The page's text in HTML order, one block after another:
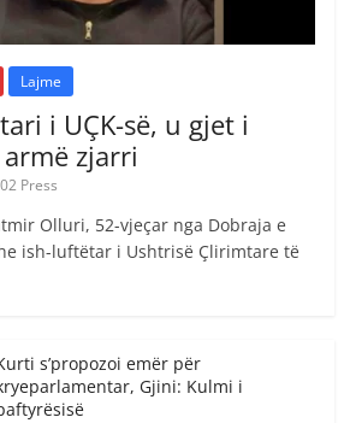
Lajme
i UÇK-së, u gjet i
zjarri
02 Press
Olluri, 52-vjeçar nga Dobraja e
ish-luftëtar i Ushtrisë Çlirimtare të
s’propozoi emër për
Gjini: Kulmi i